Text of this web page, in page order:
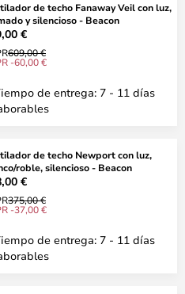
de techo Fanaway Veil con luz,
y silencioso - Beacon
€
609,00 €
-60,00 €
de entrega: 7 - 11 días
de techo Newport con luz,
roble, silencioso - Beacon
€
375,00 €
-37,00 €
de entrega: 7 - 11 días